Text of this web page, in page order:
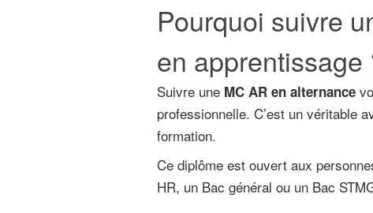
Pourquoi suivre
en apprentissage
Suivre une MC AR en alternance
professionnelle. C’est un véritable
formation.
Ce diplôme est ouvert aux
HR, un Bac général ou un Bac